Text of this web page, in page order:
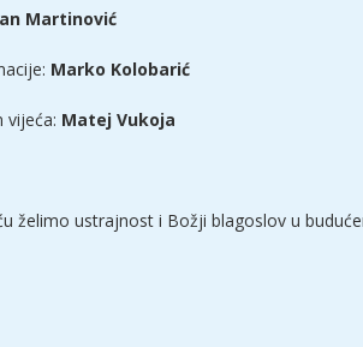
Martinović
Marko Kolobarić
vijeća: Matej Vukoja
želimo ustrajnost i Božji blagoslov u